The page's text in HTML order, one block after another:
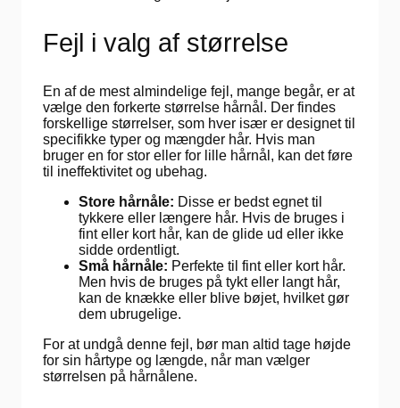
Fejl i valg af størrelse
En af de mest almindelige fejl, mange begår, er at
vælge den forkerte størrelse hårnål. Der findes
forskellige størrelser, som hver især er designet til
specifikke typer og mængder hår. Hvis man
bruger en for stor eller for lille hårnål, kan det føre
til ineffektivitet og ubehag.
Store hårnåle: Disse er bedst egnet til
tykkere eller længere hår. Hvis de bruges i
fint eller kort hår, kan de glide ud eller ikke
sidde ordentligt.
Små hårnåle: Perfekte til fint eller kort hår.
Men hvis de bruges på tykt eller langt hår,
kan de knække eller blive bøjet, hvilket gør
dem ubrugelige.
For at undgå denne fejl, bør man altid tage højde
for sin hårtype og længde, når man vælger
størrelsen på hårnålene.